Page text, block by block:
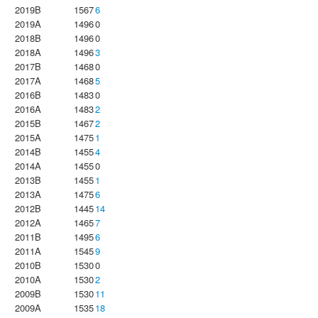
2019B
15676
2019A
14960
2018B
14960
2018A
14963
2017B
14680
2017A
14685
2016B
14830
2016A
14832
2015B
14672
2015A
14751
2014B
14554
2014A
14550
2013B
14551
2013A
14756
2012B
144514
2012A
14657
2011B
14956
2011A
15459
2010B
15300
2010A
15302
2009B
153011
2009A
153518